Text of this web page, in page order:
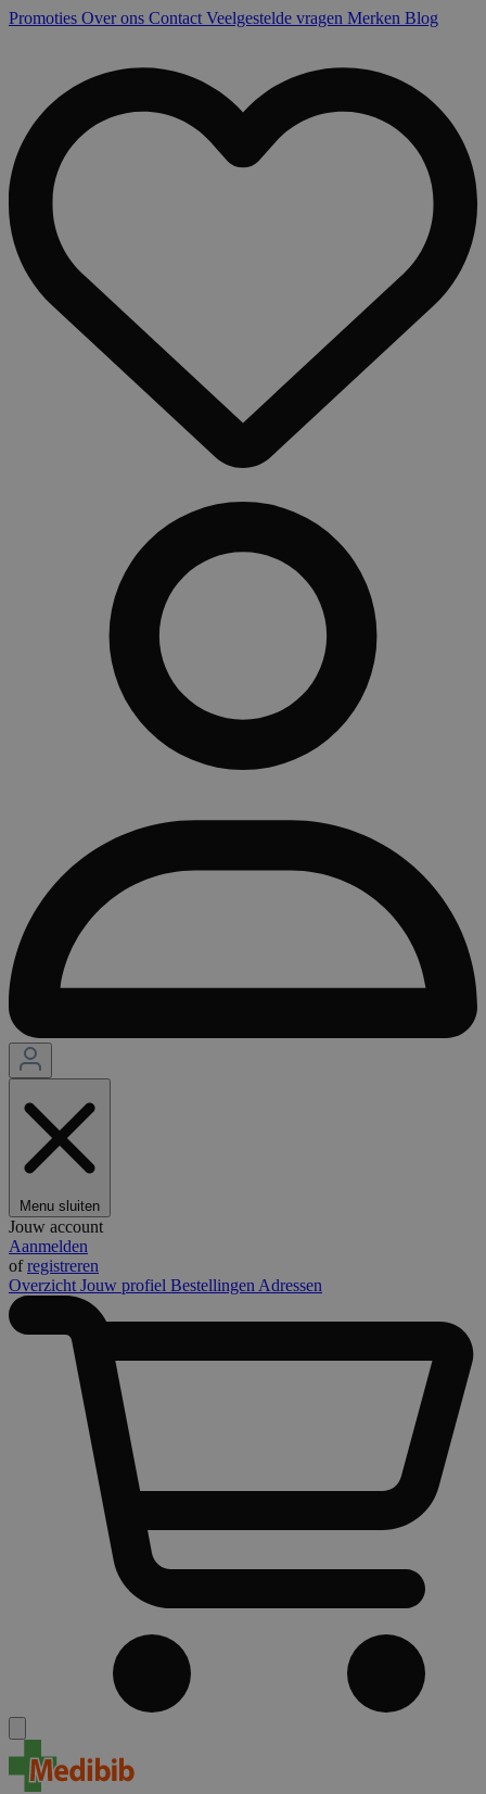
Promoties Over ons Contact Veelgestelde vragen Merken Blog
Menu sluiten
Jouw account
Aanmelden
ofregistreren
Overzicht Jouw profiel Bestellingen Adressen